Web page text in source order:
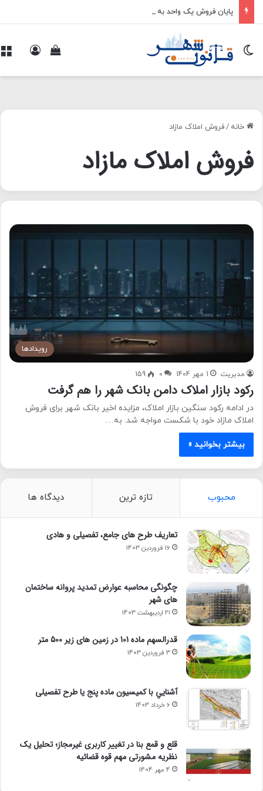
پایان فروش یک واحد به چند خریدار
مشاهده تغییر پوسته
خانه /فروش املاک مازاد
فروش املاک مازاد
رویدادها
مدیریت 1 مهر 1404 0
159
رکود بازار املاک دامن بانک شهر را هم گرفت
در ادامه رکود سنگین بازار املاک، مزایده اخیر بانک شهر برای فروش
املاک مازاد خود با شکست مواجه شد. به…
بیشتر بخوانید »
محبوب تازه ترین دیدگاه ها
تعاریف طرح های جامع، تفصیلی و هادی
16 فروردین 1403
چگونگی محاسبه عوارض تمدید پروانه ساختمان
های شهر
21 اردیبهشت 1403
قدرالسهم ماده 101 در زمین های زیر 500 متر
3 فروردین 1403
آشنايي با كميسيون ماده پنج یا طرح تفصیلی
6 خرداد 1403
قلع و قمع بنا در تغییر کاربری غیرمجاز؛ تحلیل یک
نظریه مشورتی مهم قوه قضائیه
4 مهر 1404